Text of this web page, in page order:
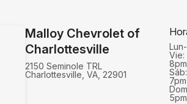
Malloy Chevrolet of
Charlottesville
2150 Seminole TRL
Charlottesville, VA, 22901
Lun-
Vie:
8pm
Sáb:
7pm
5pm